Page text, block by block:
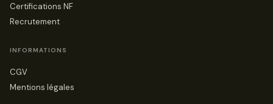
Certifications NF
Recrutement
INFORMATIONS
CGV
Mentions légales